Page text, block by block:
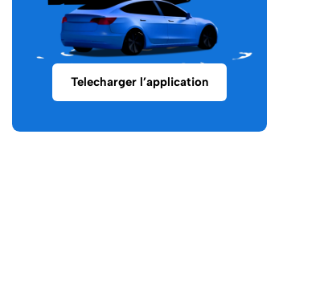
Telecharger l’application